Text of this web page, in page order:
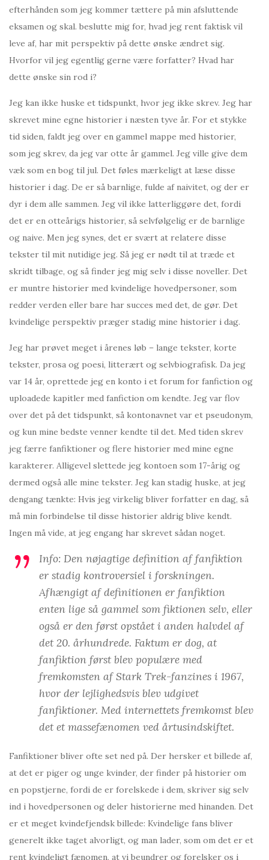
efterhånden som jeg kommer tættere på min afsluttende
eksamen og skal. beslutte mig for, hvad jeg rent faktisk vil
leve af, har mit perspektiv på dette ønske ændret sig.
Hvorfor vil jeg egentlig gerne være forfatter? Hvad har
dette ønske sin rod i?
Jeg kan ikke huske et tidspunkt, hvor jeg ikke skrev. Jeg har
skrevet mine egne historier i næsten tyve år. For et stykke
tid siden, faldt jeg over en gammel mappe med historier,
som jeg skrev, da jeg var otte år gammel. Jeg ville give dem
væk som en bog til jul. Det føles mærkeligt at læse disse
historier i dag. De er så barnlige, fulde af naivitet, og der er
dyr i dem alle sammen. Jeg vil ikke latterliggøre det, fordi
det er en otteårigs historier, så selvfølgelig er de barnlige
og naive. Men jeg synes, det er svært at relatere disse
tekster til mit nutidige jeg. Så jeg er nødt til at træde et
skridt tilbage, og så finder jeg mig selv i disse noveller. Det
er muntre historier med kvindelige hovedpersoner, som
redder verden eller bare har succes med det, de gør. Det
kvindelige perspektiv præger stadig mine historier i dag.
Jeg har prøvet meget i årenes løb – lange tekster, korte
tekster, prosa og poesi, litterært og selvbiografisk. Da jeg
var 14 år, oprettede jeg en konto i et forum for fanfiction og
uploadede kapitler med fanfiction om kendte. Jeg var flov
over det på det tidspunkt, så kontonavnet var et pseudonym,
og kun mine bedste venner kendte til det. Med tiden skrev
jeg færre fanfiktioner og flere historier med mine egne
karakterer. Alligevel slettede jeg kontoen som 17-årig og
dermed også alle mine tekster. Jeg kan stadig huske, at jeg
dengang tænkte: Hvis jeg virkelig bliver forfatter en dag, så
må min forbindelse til disse historier aldrig blive kendt.
Ingen må vide, at jeg engang har skrevet sådan noget.
Info: Den nøjagtige definition af fanfiktion
er stadig kontroversiel i forskningen.
Afhængigt af definitionen er fanfiktion
enten lige så gammel som fiktionen selv, eller
også er den først opstået i anden halvdel af
det 20. århundrede. Faktum er dog, at
fanfiktion først blev populære med
fremkomsten af Stark Trek-fanzines i 1967,
hvor der lejlighedsvis blev udgivet
fanfiktioner. Med internettets fremkomst blev
det et massefænomen ved årtusindskiftet.
Fanfiktioner bliver ofte set ned på. Der hersker et billede af,
at det er piger og unge kvinder, der finder på historier om
en popstjerne, fordi de er forelskede i dem, skriver sig selv
ind i hovedpersonen og deler historierne med hinanden. Det
er et meget kvindefjendsk billede: Kvindelige fans bliver
generelt ikke taget alvorligt, og man lader, som om det er et
rent kvindeligt fænomen, at vi beundrer og forelsker os i